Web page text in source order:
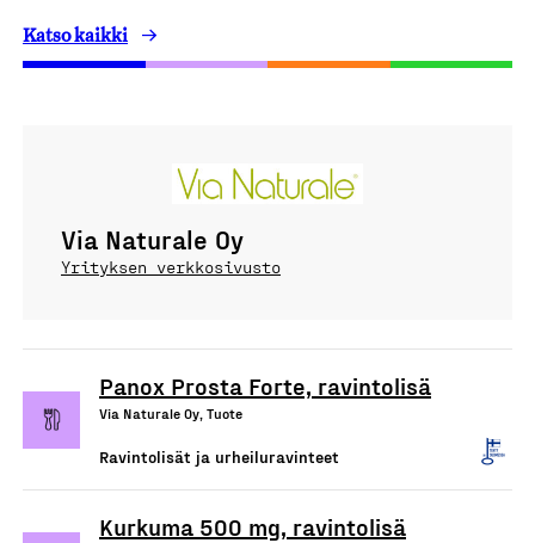
Katso kaikki
Via Naturale Oy
Yrityksen verkkosivusto
Panox Prosta Forte, ravintolisä
Via Naturale Oy, Tuote
Ravintolisät ja urheiluravinteet
Kurkuma 500 mg, ravintolisä